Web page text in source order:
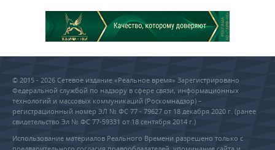
© 2015 - 2026 Сетевое издание «Реальное время» Зарегистрировано
Федеральной службой по надзору в сфере связи, информационных
технологий и массовых коммуникаций (Роскомнадзор) –
регистрационный номер ЭЛ № ФС 77 - 79627 от 18 декабря 2020 г. (ранее
свидетельство Эл № ФС 77-59331 от 18 сентября 2014 г.)
Использование материалов Реального Времени разрешено только с